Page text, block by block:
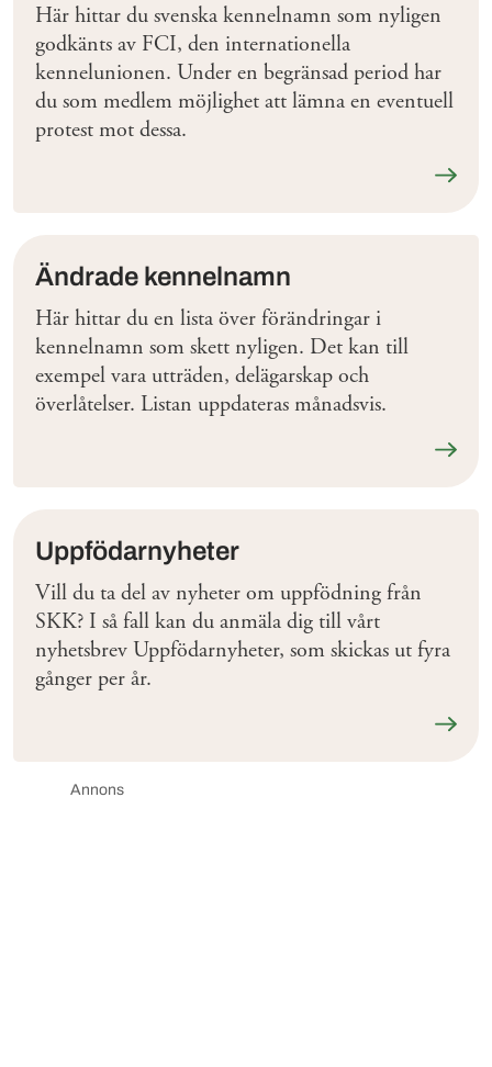
Här hittar du svenska kennelnamn som nyligen
godkänts av FCI, den internationella
kennelunionen. Under en begränsad period har
du som medlem möjlighet att lämna en eventuell
protest mot dessa.
Läs
Ändrade kennelnamn
Här hittar du en lista över förändringar i
kennelnamn som skett nyligen. Det kan till
exempel vara utträden, delägarskap och
överlåtelser. Listan uppdateras månadsvis.
Läs
Uppfödarnyheter
Vill du ta del av nyheter om uppfödning från
SKK? I så fall kan du anmäla dig till vårt
nyhetsbrev Uppfödarnyheter, som skickas ut fyra
gånger per år.
Läs
Annons